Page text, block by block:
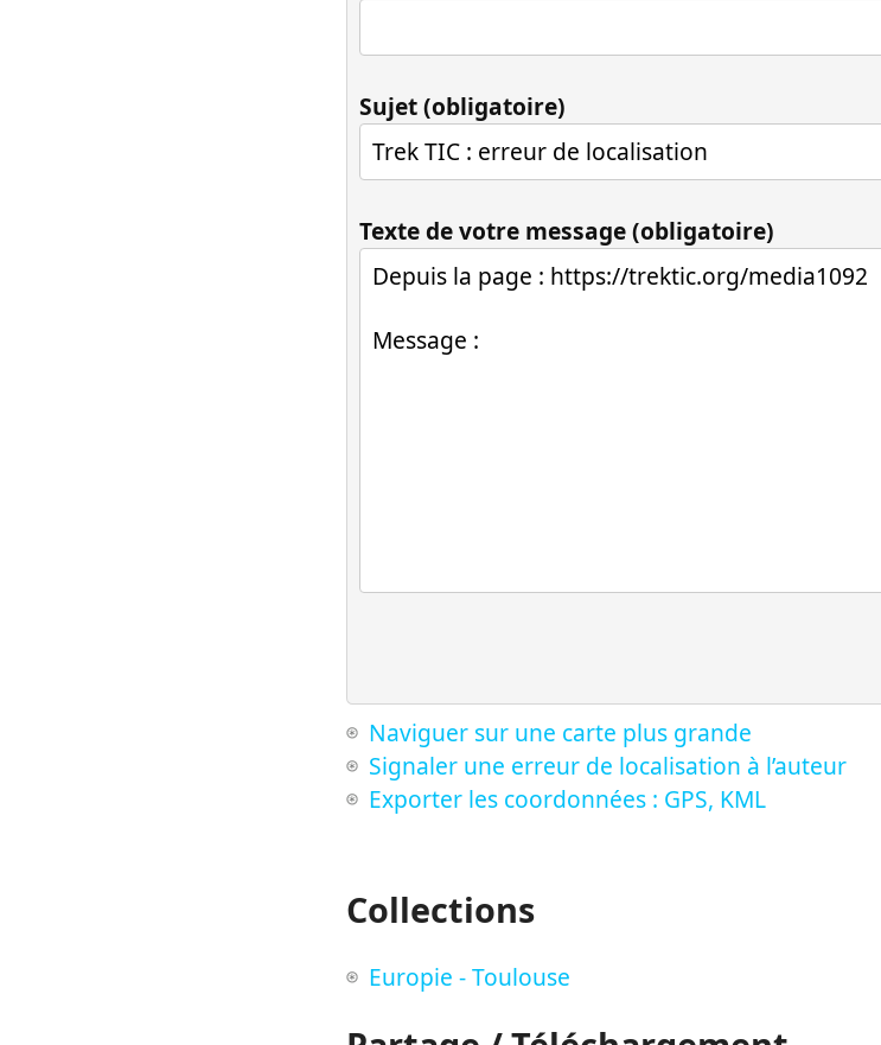
Sujet (obligatoire)
Texte de votre message (obligatoire)
Naviguer sur une carte plus grande
Signaler une erreur de localisation à l’auteur
Exporter les coordonnées : GPS, KML
Collections
Europie - Toulouse